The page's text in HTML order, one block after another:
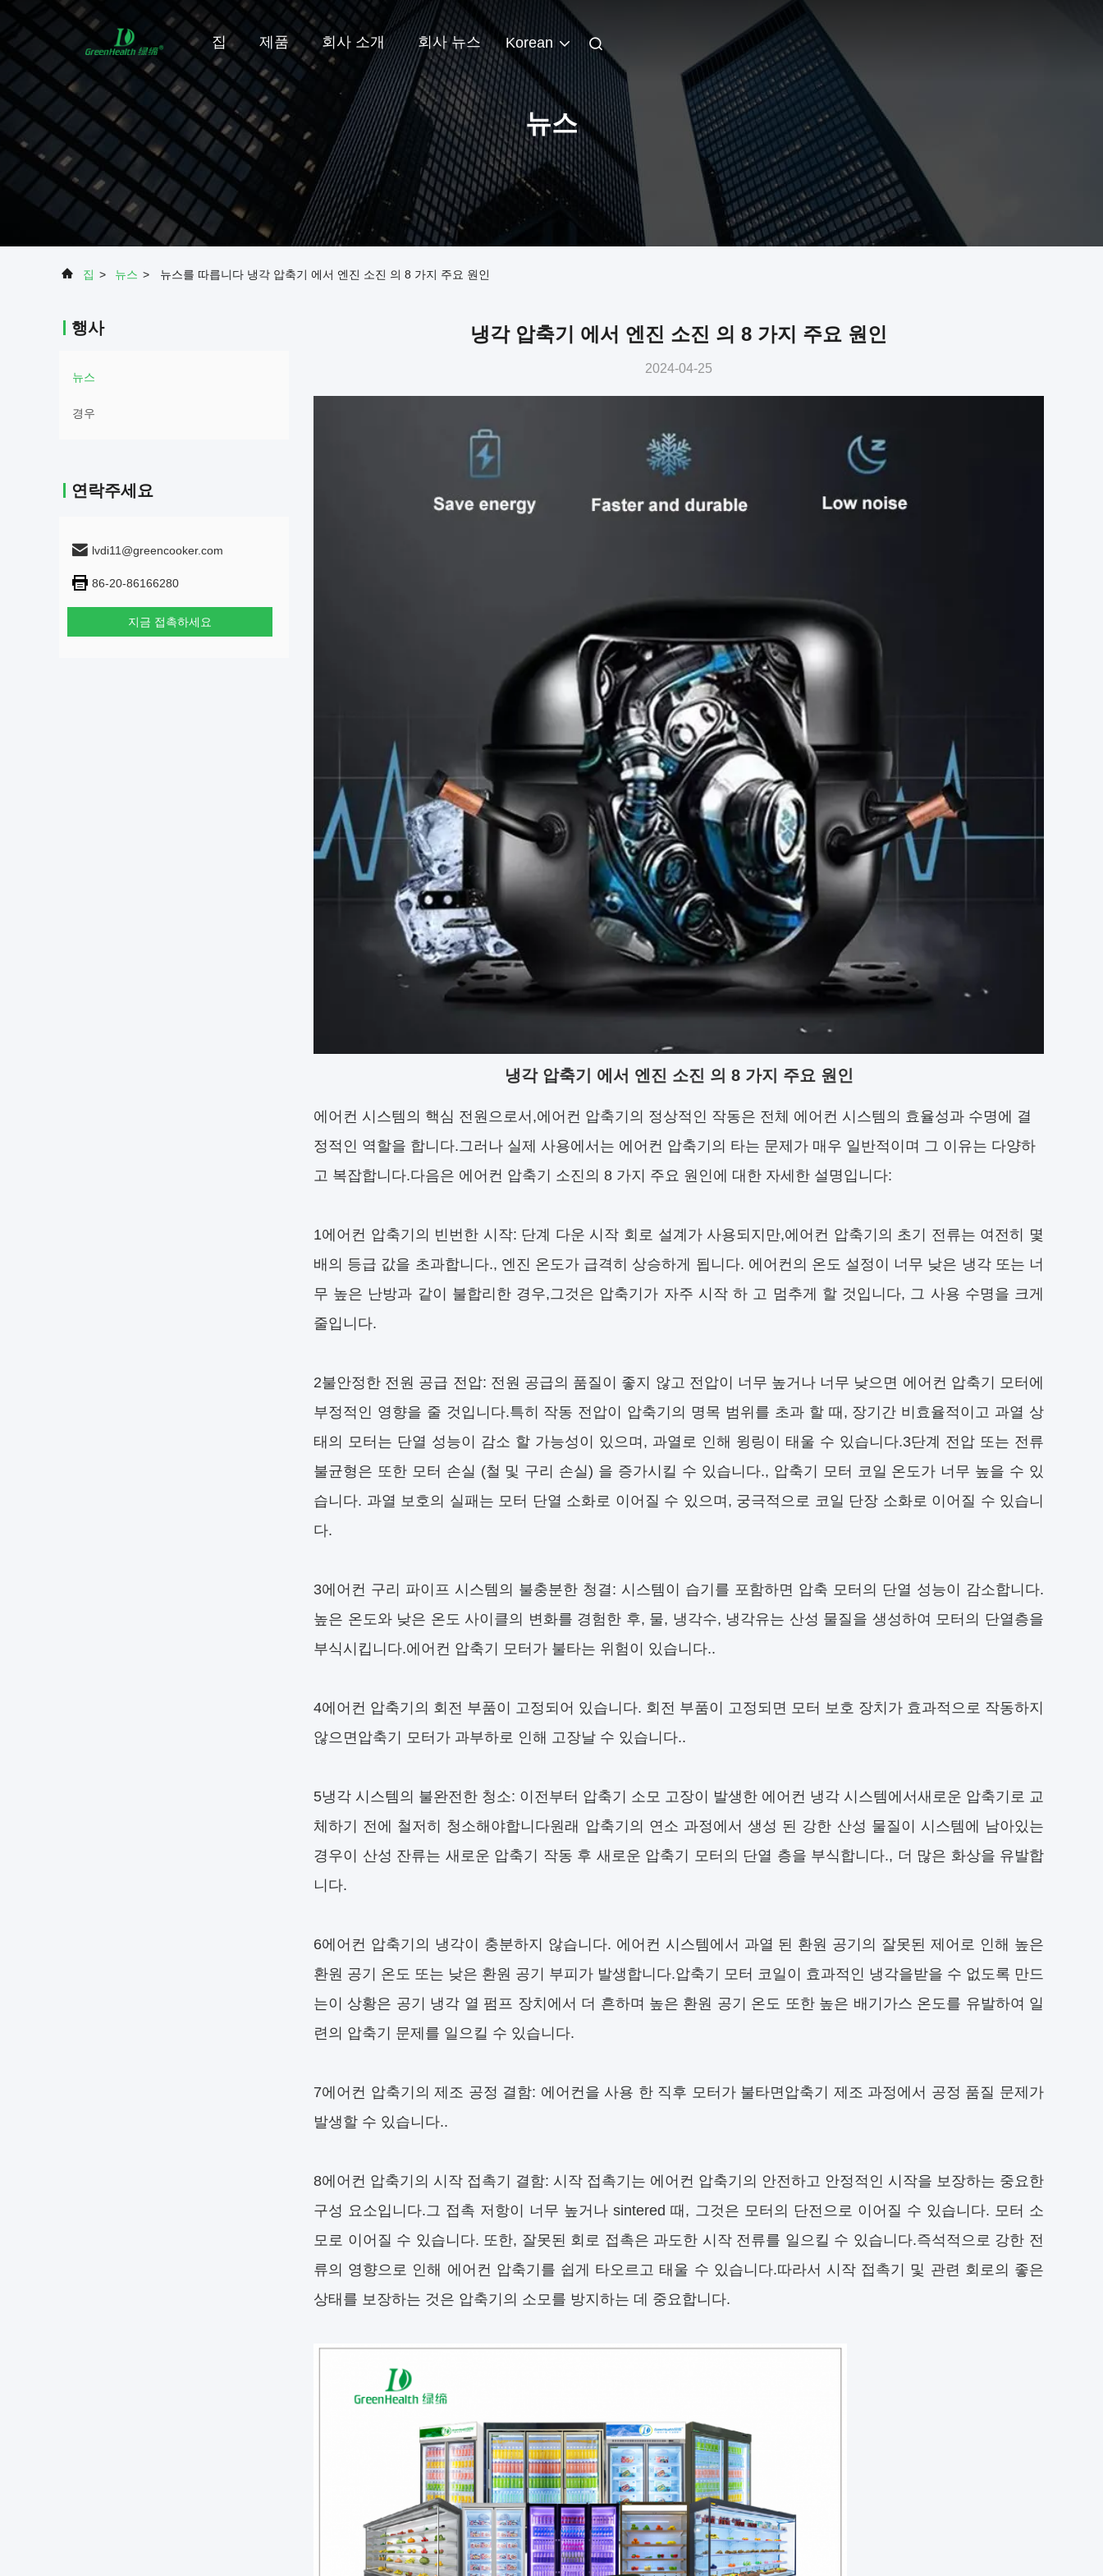
집 제품 회사 소개 회사 뉴스 Korean
뉴스
집 > 뉴스 > 뉴스를 따릅니다 냉각 압축기 에서 엔진 소진 의 8 가지 주요 원인
행사
뉴스
경우
연락주세요
lvdi11@greencooker.com
86-20-86166280
지금 접촉하세요
냉각 압축기 에서 엔진 소진 의 8 가지 주요 원인
2024-04-25
냉각 압축기 에서 엔진 소진 의 8 가지 주요 원인
에어컨 시스템의 핵심 전원으로서,에어컨 압축기의 정상적인 작동은 전체 에어컨 시스템의 효율성과 수명에 결
정적인 역할을 합니다.그러나 실제 사용에서는 에어컨 압축기의 타는 문제가 매우 일반적이며 그 이유는 다양하
고 복잡합니다.다음은 에어컨 압축기 소진의 8 가지 주요 원인에 대한 자세한 설명입니다:
1에어컨 압축기의 빈번한 시작: 단계 다운 시작 회로 설계가 사용되지만,에어컨 압축기의 초기 전류는 여전히 몇
배의 등급 값을 초과합니다., 엔진 온도가 급격히 상승하게 됩니다. 에어컨의 온도 설정이 너무 낮은 냉각 또는 너
무 높은 난방과 같이 불합리한 경우,그것은 압축기가 자주 시작 하 고 멈추게 할 것입니다, 그 사용 수명을 크게
줄입니다.
2불안정한 전원 공급 전압: 전원 공급의 품질이 좋지 않고 전압이 너무 높거나 너무 낮으면 에어컨 압축기 모터에
부정적인 영향을 줄 것입니다.특히 작동 전압이 압축기의 명목 범위를 초과 할 때, 장기간 비효율적이고 과열 상
태의 모터는 단열 성능이 감소 할 가능성이 있으며, 과열로 인해 윙링이 태울 수 있습니다.3단계 전압 또는 전류
불균형은 또한 모터 손실 (철 및 구리 손실) 을 증가시킬 수 있습니다., 압축기 모터 코일 온도가 너무 높을 수 있
습니다. 과열 보호의 실패는 모터 단열 소화로 이어질 수 있으며, 궁극적으로 코일 단장 소화로 이어질 수 있습니
다.
3에어컨 구리 파이프 시스템의 불충분한 청결: 시스템이 습기를 포함하면 압축 모터의 단열 성능이 감소합니다.
높은 온도와 낮은 온도 사이클의 변화를 경험한 후, 물, 냉각수, 냉각유는 산성 물질을 생성하여 모터의 단열층을
부식시킵니다.에어컨 압축기 모터가 불타는 위험이 있습니다..
4에어컨 압축기의 회전 부품이 고정되어 있습니다. 회전 부품이 고정되면 모터 보호 장치가 효과적으로 작동하지
않으면압축기 모터가 과부하로 인해 고장날 수 있습니다..
5냉각 시스템의 불완전한 청소: 이전부터 압축기 소모 고장이 발생한 에어컨 냉각 시스템에서새로운 압축기로 교
체하기 전에 철저히 청소해야합니다원래 압축기의 연소 과정에서 생성 된 강한 산성 물질이 시스템에 남아있는
경우이 산성 잔류는 새로운 압축기 작동 후 새로운 압축기 모터의 단열 층을 부식합니다., 더 많은 화상을 유발합
니다.
6에어컨 압축기의 냉각이 충분하지 않습니다. 에어컨 시스템에서 과열 된 환원 공기의 잘못된 제어로 인해 높은
환원 공기 온도 또는 낮은 환원 공기 부피가 발생합니다.압축기 모터 코일이 효과적인 냉각을받을 수 없도록 만드
는이 상황은 공기 냉각 열 펌프 장치에서 더 흔하며 높은 환원 공기 온도 또한 높은 배기가스 온도를 유발하여 일
련의 압축기 문제를 일으킬 수 있습니다.
7에어컨 압축기의 제조 공정 결함: 에어컨을 사용 한 직후 모터가 불타면압축기 제조 과정에서 공정 품질 문제가
발생할 수 있습니다..
8에어컨 압축기의 시작 접촉기 결함: 시작 접촉기는 에어컨 압축기의 안전하고 안정적인 시작을 보장하는 중요한
구성 요소입니다.그 접촉 저항이 너무 높거나 sintered 때, 그것은 모터의 단전으로 이어질 수 있습니다. 모터 소
모로 이어질 수 있습니다. 또한, 잘못된 회로 접촉은 과도한 시작 전류를 일으킬 수 있습니다.즉석적으로 강한 전
류의 영향으로 인해 에어컨 압축기를 쉽게 타오르고 태울 수 있습니다.따라서 시작 접촉기 및 관련 회로의 좋은
상태를 보장하는 것은 압축기의 소모를 방지하는 데 중요합니다.